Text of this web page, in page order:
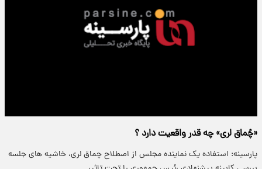
«چُماق لری» چه قدر واقعیت دارد ؟
پارسینه: استفاده یک نماینده مجلس از اصطلاح چماق لری، خاشیه های جلسه